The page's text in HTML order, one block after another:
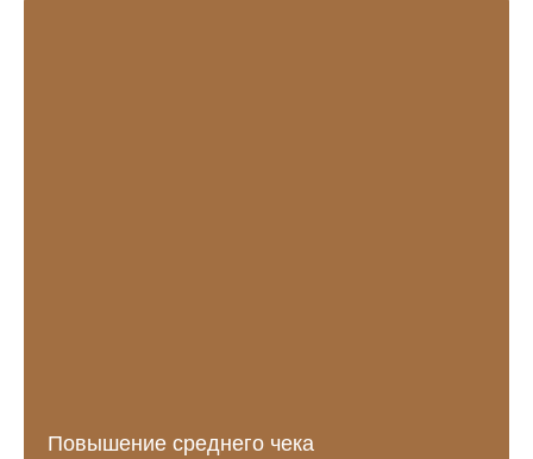
Повышение среднего чека